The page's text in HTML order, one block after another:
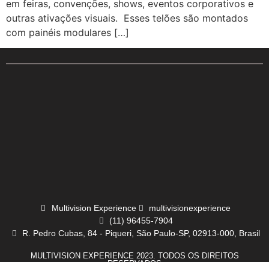
em feiras, convenções, shows, eventos corporativos e
outras ativações visuais. Esses telões são montados
com painéis modulares […]
Multivision Experience
multivisionexperience
(11) 96455-7904
R. Pedro Cubas, 84 - Piqueri, São Paulo-SP, 02913-000, Brasil
MULTIVISION EXPERIENCE 2023. TODOS OS DIREITOS